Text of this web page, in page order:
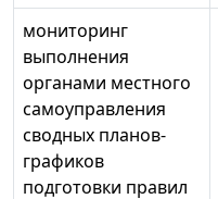
мониторинг
выполнения
органами местного
самоуправления
сводных планов-
графиков
подготовки правил